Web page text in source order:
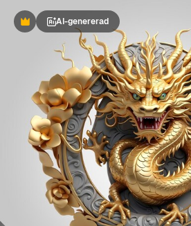
Premie AI-genererad